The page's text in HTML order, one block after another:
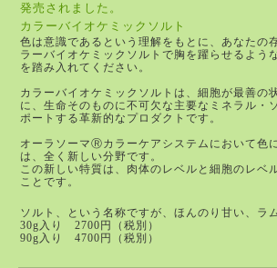
発売されました。
カラーバイオケミックソルト
色は意識であるという理解をもとに、あなたの
ラーバイオケミックソルトで胸を躍らせるよう
を踏み入れてください。
カラーバイオケミックソルトは、細胞が最善の
に、生命そのものに不可欠な主要なミネラル・
ポートする革新的なプロダクトです。
オーラソーマⓇカラーケアシステムにおいて色
は、全く新しい分野です。
この新しい特質は、肉体のレベルと細胞のレベ
ことです。
ソルト、という名称ですが、ほんのり甘い、ラ
30g入り 2700円（税別）
90g入り 4700円（税別）